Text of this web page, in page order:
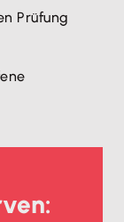
Prüfung